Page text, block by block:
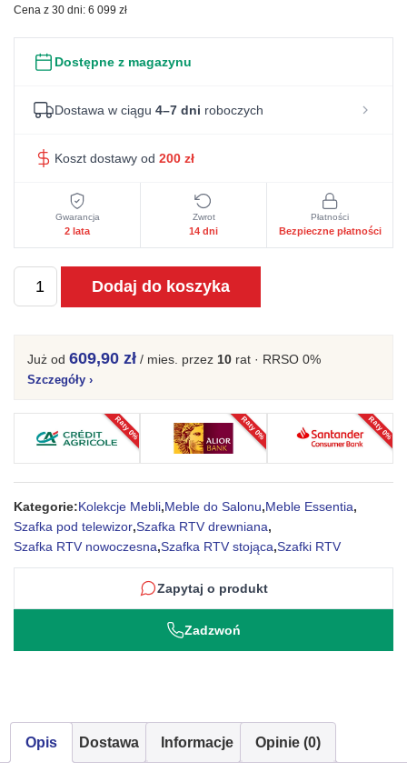
Cena z 30 dni: 6 099 zł
Dostępne z magazynu
Dostawa w ciągu 4–7 dni roboczych
Koszt dostawy od 200 zł
Gwarancja
2 lata
Zwrot
14 dni
Płatności
Bezpieczne płatności
ilość
Szafka
165
cm
drzwiowa
Dodaj do koszyka
Już od 609,90 zł / mies. przez 10 rat · RRSO 0%
Szczegóły ›
Raty 0% Raty 0% Raty 0%
Kategorie:Kolekcje Mebli,Meble do Salonu,Meble Essentia,
Szafka pod telewizor,Szafka RTV drewniana,
Szafka RTV nowoczesna,Szafka RTV stojąca,Szafki RTV
Zapytaj o produkt
Zadzwoń
Opis Dostawa Informacje Opinie (0)